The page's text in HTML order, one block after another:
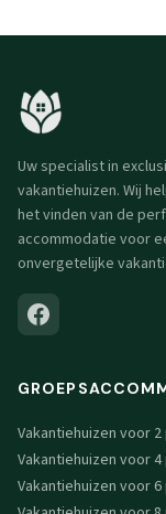
Uw specialist in
vakantiehuizen. Wij
het vinden van de
accommodatie voor
onvergetelijke
Vakantiehuizen voor
Vakantiehuizen voor
Vakantiehuizen voor